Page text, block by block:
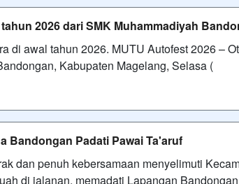
2026 dari SMK Muhammadiyah
di awal tahun 2026. MUTU Autofest 2026 –
Kabupaten Magelang, Selasa (
Bandongan Padati Pawai Ta'aruf
dan penuh kebersamaan menyelimuti
di jalanan, memadati Lapangan